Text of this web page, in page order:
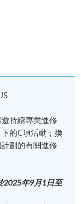
持續專業進修
的C項活動；換
劃的有關進修
2025年9月1日至